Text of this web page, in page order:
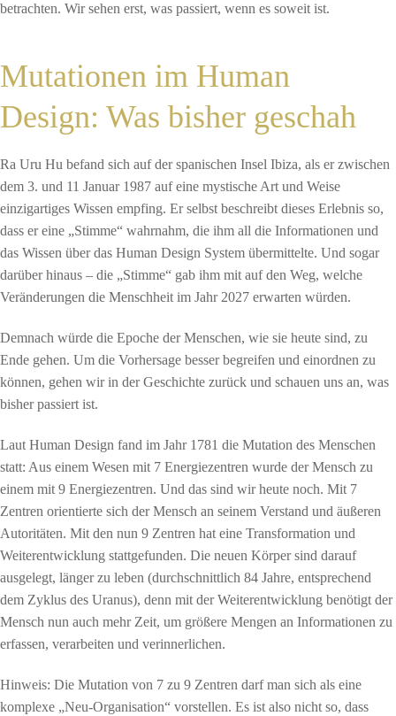
betrachten. Wir sehen erst, was passiert, wenn es soweit ist.
Mutationen im Human
Design: Was bisher geschah
Ra Uru Hu befand sich auf der spanischen Insel Ibiza, als er zwischen
dem 3. und 11 Januar 1987 auf eine mystische Art und Weise
einzigartiges Wissen empfing. Er selbst beschreibt dieses Erlebnis so,
dass er eine „Stimme“ wahrnahm, die ihm all die Informationen und
das Wissen über das Human Design System übermittelte. Und sogar
darüber hinaus – die „Stimme“ gab ihm mit auf den Weg, welche
Veränderungen die Menschheit im Jahr 2027 erwarten würden.
Demnach würde die Epoche der Menschen, wie sie heute sind, zu
Ende gehen. Um die Vorhersage besser begreifen und einordnen zu
können, gehen wir in der Geschichte zurück und schauen uns an, was
bisher passiert ist.
Laut Human Design fand im Jahr 1781 die Mutation des Menschen
statt: Aus einem Wesen mit 7 Energiezentren wurde der Mensch zu
einem mit 9 Energiezentren. Und das sind wir heute noch. Mit 7
Zentren orientierte sich der Mensch an seinem Verstand und äußeren
Autoritäten. Mit den nun 9 Zentren hat eine Transformation und
Weiterentwicklung stattgefunden. Die neuen Körper sind darauf
ausgelegt, länger zu leben (durchschnittlich 84 Jahre, entsprechend
dem Zyklus des Uranus), denn mit der Weiterentwicklung benötigt der
Mensch nun auch mehr Zeit, um größere Mengen an Informationen zu
erfassen, verarbeiten und verinnerlichen.
Hinweis: Die Mutation von 7 zu 9 Zentren darf man sich als eine
komplexe „Neu-Organisation“ vorstellen. Es ist also nicht so, dass